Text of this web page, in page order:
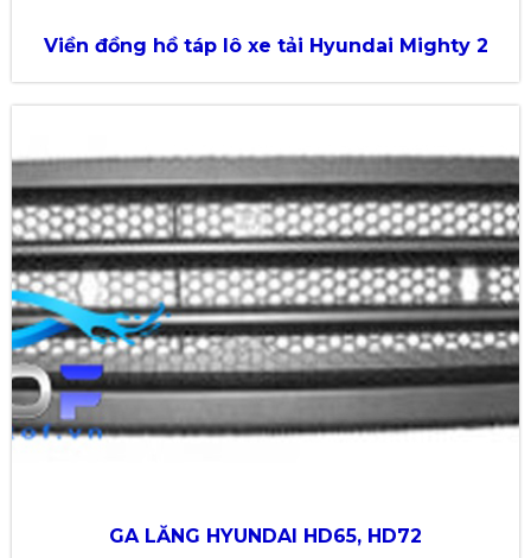
Viền đồng hồ táp lô xe tải Hyundai Mighty 2
GA LĂNG HYUNDAI HD65, HD72